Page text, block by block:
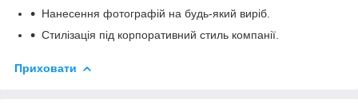
Нанесення фотографій на будь-який виріб.
Стилізація під корпоративний стиль компанії.
Приховати